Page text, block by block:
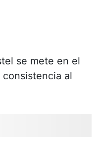
se mete en el
al